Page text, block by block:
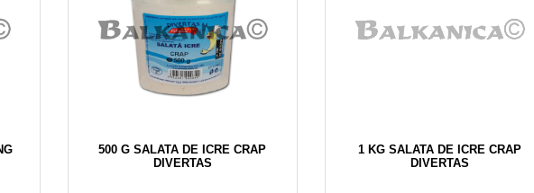
500 G SALATA DE ICRE CRAP
DIVERTAS
1 KG SALATA DE ICRE CRAP
DIVERTAS